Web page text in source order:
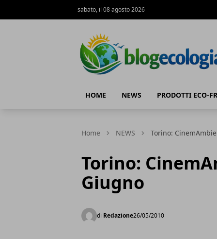
sabato, il 08 agosto 2026
HOME NEWS PRODOTTI ECO-
Home NEWS Torino:
Torino:
Giugno
di Redazione26/05/2010